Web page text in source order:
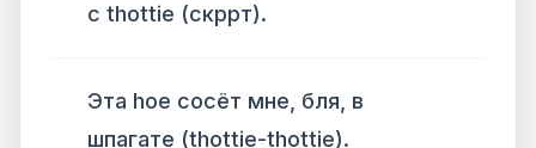
с thottie (скррт).
Эта hoe сосёт мне, бля, в
шпагате (thottie-thottie).